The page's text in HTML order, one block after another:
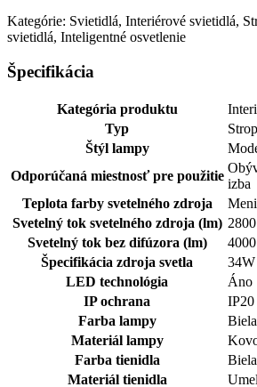
Kategórie: Svietidlá, Interiérové svietidlá,
svietidlá, Inteligentné osvetlenie
Špecifikácia
Kategória produktu
Typ
Štýl lampy
Odporúčaná miestnosť pre použitie
izba
Teplota farby svetelného zdroja
Svetelný tok svetelného zdroja (lm) 2800
Svetelný tok bez difúzora (lm)
4000
Špecifikácia zdroja svetla
34W
LED technológia
Áno
IP ochrana
IP20
Farba lampy
Biela
Materiál lampy
Farba tienidla
Biela
Materiál tienidla